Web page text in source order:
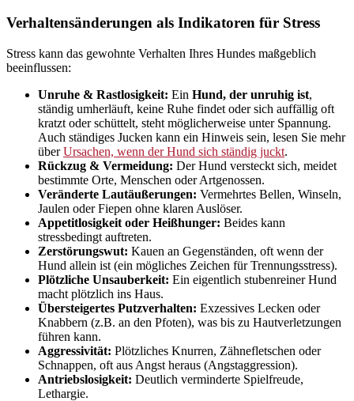
Verhaltensänderungen als Indikatoren für Stress
Stress kann das gewohnte Verhalten Ihres Hundes maßgeblich
beeinflussen:
Unruhe & Rastlosigkeit: Ein Hund, der unruhig ist,
ständig umherläuft, keine Ruhe findet oder sich auffällig oft
kratzt oder schüttelt, steht möglicherweise unter Spannung.
Auch ständiges Jucken kann ein Hinweis sein, lesen Sie mehr
überUrsachen, wenn der Hund sich ständig juckt.
Rückzug & Vermeidung: Der Hund versteckt sich, meidet
bestimmte Orte, Menschen oder Artgenossen.
Veränderte Lautäußerungen: Vermehrtes Bellen, Winseln,
Jaulen oder Fiepen ohne klaren Auslöser.
Appetitlosigkeit oder Heißhunger: Beides kann
stressbedingt auftreten.
Zerstörungswut: Kauen an Gegenständen, oft wenn der
Hund allein ist (ein mögliches Zeichen für Trennungsstress).
Plötzliche Unsauberkeit: Ein eigentlich stubenreiner Hund
macht plötzlich ins Haus.
Übersteigertes Putzverhalten: Exzessives Lecken oder
Knabbern (z.B. an den Pfoten), was bis zu Hautverletzungen
führen kann.
Aggressivität: Plötzliches Knurren, Zähnefletschen oder
Schnappen, oft aus Angst heraus (Angstaggression).
Antriebslosigkeit: Deutlich verminderte Spielfreude,
Lethargie.